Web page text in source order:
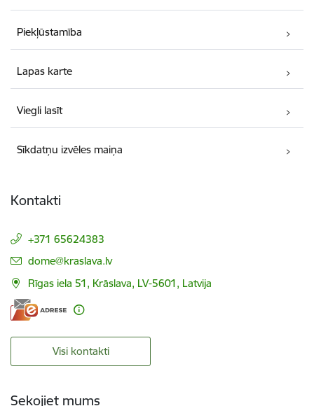
Piekļūstamība
Lapas karte
Viegli lasīt
Sīkdatņu izvēles maiņa
Kontakti
+371 65624383
E-pasts:
dome@kraslava.lv
Rīgas iela 51, Krāslava, LV-5601, Latvija
Visi kontakti
Sekojiet mums